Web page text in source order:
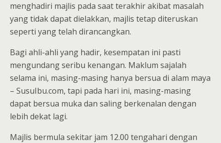
menghadiri majlis pada saat terakhir akibat masalah
yang tidak dapat dielakkan, majlis tetap diteruskan
seperti yang telah dirancangkan.
Bagi ahli-ahli yang hadir, kesempatan ini pasti
mengundang seribu kenangan. Maklum sajalah
selama ini, masing-masing hanya bersua di alam maya
– SusuIbu.com, tapi pada hari ini, masing-masing
dapat bersua muka dan saling berkenalan dengan
lebih dekat lagi.
Majlis bermula sekitar jam 12.00 tengahari dengan